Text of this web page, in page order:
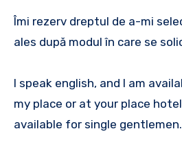
Îmi rezerv dreptul de a-mi
ales după modul în care se
I speak english, and I am
my place or at your place
available for single gentlemen.